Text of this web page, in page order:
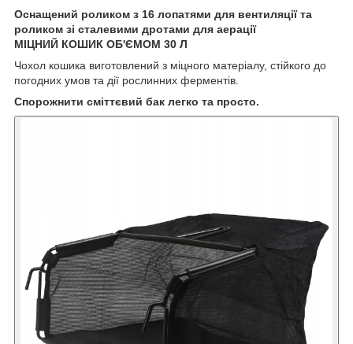
Оснащений роликом з 16 лопатями для вентиляції та
роликом зі сталевими дротами для аерації
МІЦНИЙ КОШИК ОБ'ЄМОМ 30 Л
Чохол кошика виготовлений з міцного матеріалу, стійкого до
погодних умов та дії рослинних ферментів.
Спорожнити сміттєвий бак легко та просто.